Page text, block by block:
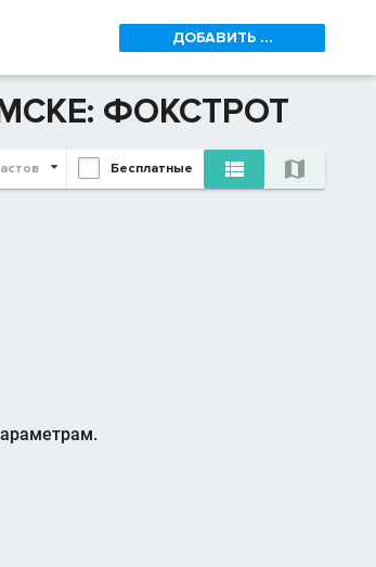
ДОБАВИТЬ ...
ФОКСТРОТ
Бесплатные  